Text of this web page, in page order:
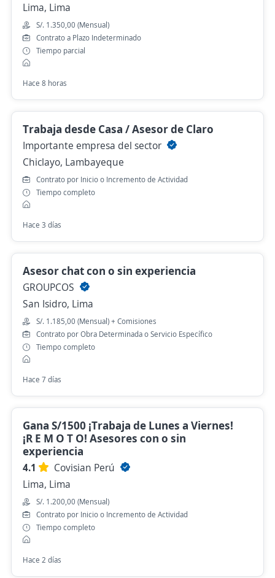
Lima, Lima
S/. 1.350,00 (Mensual)
Contrato a Plazo Indeterminado
Tiempo parcial
Hace 8 horas
Trabaja desde Casa / Asesor de Claro
Importante empresa del sector
Chiclayo, Lambayeque
Contrato por Inicio o Incremento de Actividad
Tiempo completo
Hace 3 días
Asesor chat con o sin experiencia
GROUPCOS
San Isidro, Lima
S/. 1.185,00 (Mensual) + Comisiones
Contrato por Obra Determinada o Servicio Específico
Tiempo completo
Hace 7 días
Gana S/1500 ¡Trabaja de Lunes a Viernes!
¡R E M O T O! Asesores con o sin
experiencia
4.1
Covisian Perú
Lima, Lima
S/. 1.200,00 (Mensual)
Contrato por Inicio o Incremento de Actividad
Tiempo completo
Hace 2 días